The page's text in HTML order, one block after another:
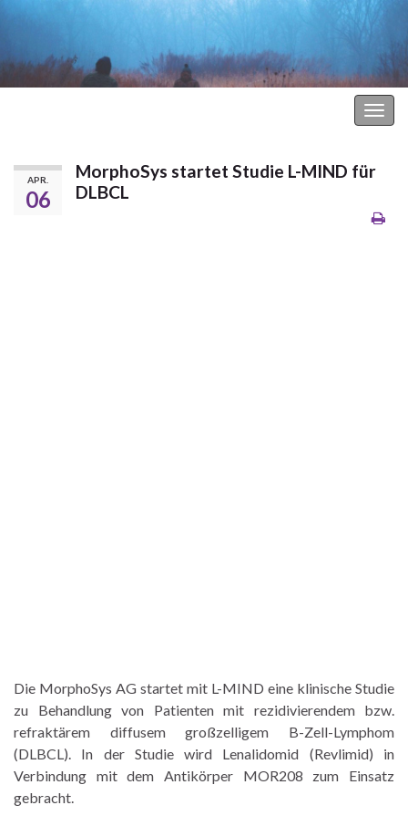
APR.
06
MorphoSys startet Studie L-MIND für
DLBCL
Die MorphoSys AG startet mit L-MIND eine klinische Studie
zu Behandlung von Patienten mit rezidivierendem bzw.
refraktärem diffusem großzelligem B-Zell-Lymphom
(DLBCL). In der Studie wird Lenalidomid (Revlimid) in
Verbindung mit dem Antikörper MOR208 zum Einsatz
gebracht.